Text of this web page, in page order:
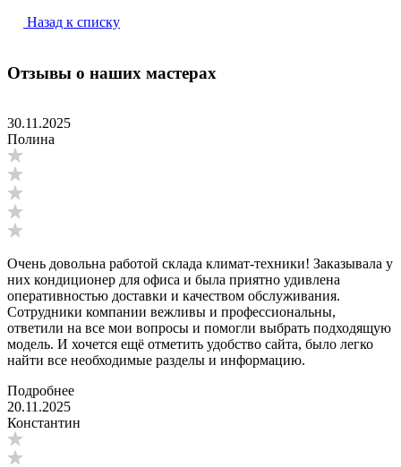
Назад к списку
Отзывы о наших мастерах
30.11.2025
Полина
Очень довольна работой склада климат-техники! Заказывала у
них кондиционер для офиса и была приятно удивлена
оперативностью доставки и качеством обслуживания.
Сотрудники компании вежливы и профессиональны,
ответили на все мои вопросы и помогли выбрать подходящую
модель. И хочется ещё отметить удобство сайта, было легко
найти все необходимые разделы и информацию.
Подробнее
20.11.2025
Константин